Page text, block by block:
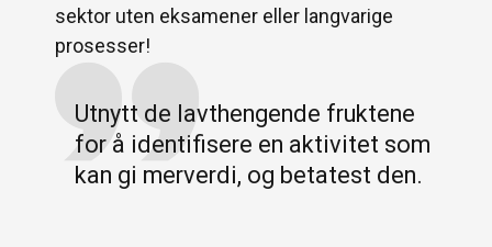
sektor uten eksamener eller langvarige
prosesser!
Utnytt de lavthengende fruktene
for å identifisere en aktivitet som
kan gi merverdi, og betatest den.